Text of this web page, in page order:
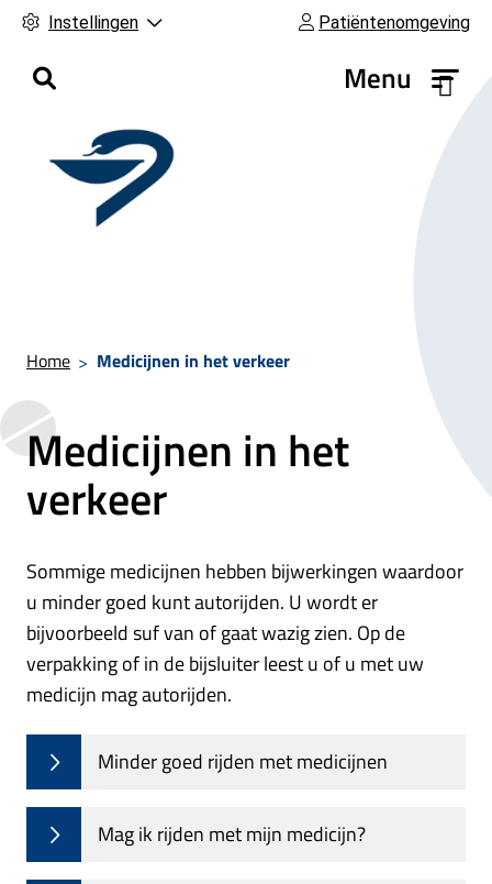
Instellingen Patiëntenomgeving
Menu
Home Medicijnen in het verkeer
Medicijnen in het
verkeer
Sommige medicijnen hebben bijwerkingen waardoor
u minder goed kunt autorijden. U wordt er
bijvoorbeeld suf van of gaat wazig zien. Op de
verpakking of in de bijsluiter leest u of u met uw
medicijn mag autorijden.
Minder goed rijden met medicijnen
Mag ik rijden met mijn medicijn?